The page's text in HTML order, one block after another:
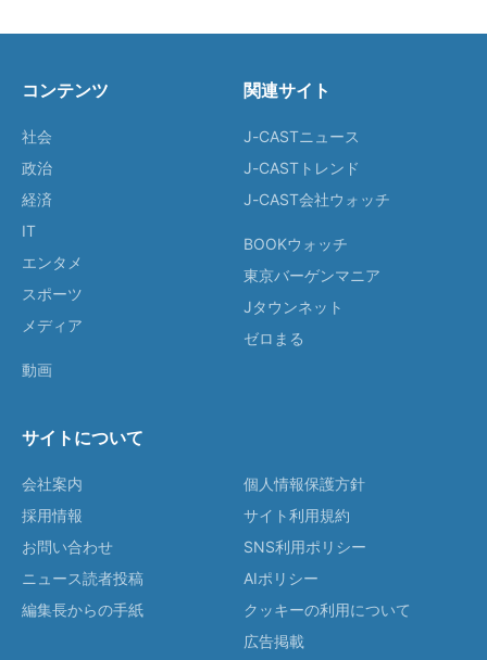
コンテンツ
社会
政治
経済
IT
エンタメ
スポーツ
メディア
動画
関連サイト
J-CASTニュース
J-CASTトレンド
J-CAST会社ウォッチ
BOOKウォッチ
東京バーゲンマニア
Jタウンネット
ゼロまる
サイトについて
会社案内
採用情報
お問い合わせ
ニュース読者投稿
編集長からの手紙
個人情報保護方針
サイト利用規約
SNS利用ポリシー
AIポリシー
クッキーの利用について
広告掲載